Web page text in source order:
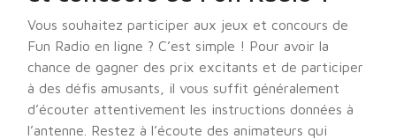
Vous souhaitez participer aux jeux et concours de
Fun Radio en ligne ? C’est simple ! Pour avoir la
chance de gagner des prix excitants et de participer
à des défis amusants, il vous suffit généralement
d’écouter attentivement les instructions données à
l’antenne. Restez à l’écoute des animateurs qui